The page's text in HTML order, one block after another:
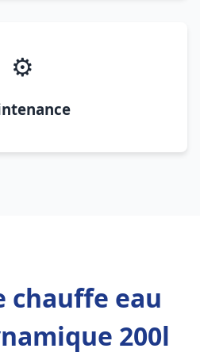
⚙️
chauffe eau
200l